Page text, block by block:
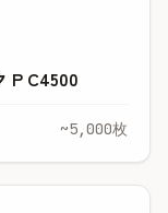
P C4500
~5,000枚